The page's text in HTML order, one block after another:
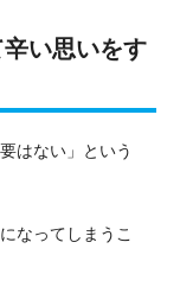
辛い思いをす
はない」という
なってしまうこ